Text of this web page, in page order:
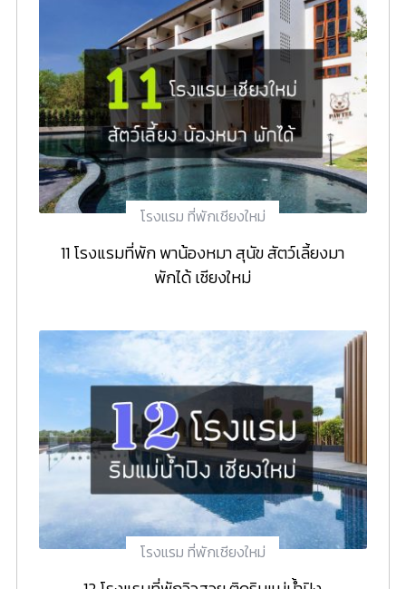
โรงแรม ที่พักเชียงใหม่
11 โรงแรมที่พัก พาน้องหมา สุนัข สัตว์เลี้ยงมา
พักได้ เชียงใหม่
โรงแรม ที่พักเชียงใหม่